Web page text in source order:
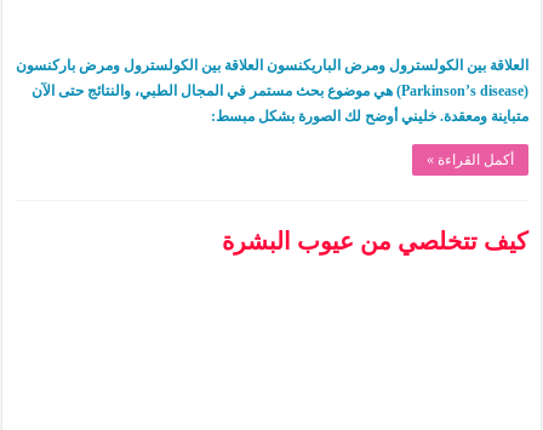
العلاقة بين الكولسترول ومرض الباريكنسون العلاقة بين الكولسترول ومرض باركنسون
(Parkinson’s disease) هي موضوع بحث مستمر في المجال الطبي، والنتائج حتى الآن
متباينة ومعقدة. خليني أوضح لك الصورة بشكل مبسط:
أكمل القراءة »
كيف تتخلصي من عيوب البشرة